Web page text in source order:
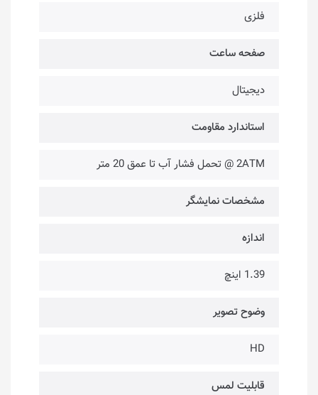
فلزی
صفحه ساعت
دیجیتال
استاندارد مقاومت
2ATM @ تحمل فشار آب تا عمق 20 متر
مشخصات نمایشگر
اندازه
1.39 اینچ
وضوح تصویر
HD
قابلیت لمس